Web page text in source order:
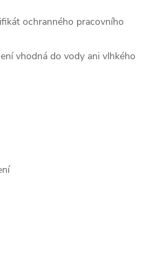
ochranného pracovního
vhodná do vody ani vlhkého